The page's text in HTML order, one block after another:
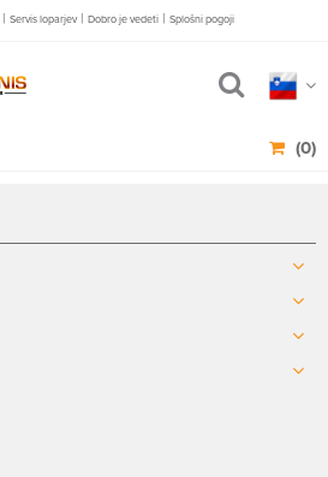
| Servis loparjev | Dobro je vedeti | Splošni pogoji
(0)